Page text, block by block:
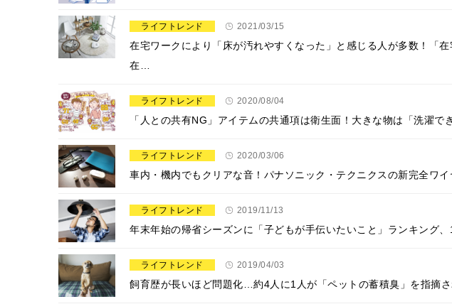
ライフトレンド 2021/03/15
在宅ワークにより「床が汚れやすくなった」と感じる人が多数！「
在…
ライフトレンド 2020/08/04
「人との共有NG」アイテムの共通項は衛生面！大きな物は「洗濯で
ライフトレンド 2020/03/06
車内・機内でもクリアな音！パナソニック・テクニクスの新完全ワ
ライフトレンド 2019/11/13
年末年始の帰省シーズンに「子どもが手伝いたいこと」ランキング、
ライフトレンド 2019/04/03
飼育歴が長いほど問題化…約4人に1人が「ペットの蓄積臭」を指摘